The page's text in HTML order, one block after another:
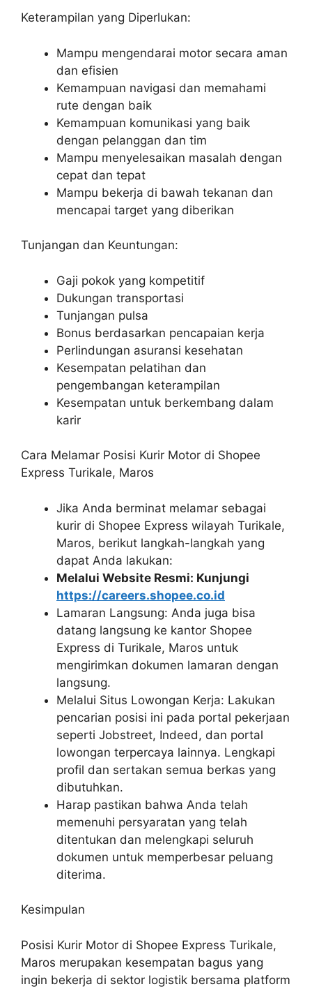
Keterampilan yang Diperlukan:
Mampu mengendarai motor secara aman
dan efisien
Kemampuan navigasi dan memahami
rute dengan baik
Kemampuan komunikasi yang baik
dengan pelanggan dan tim
Mampu menyelesaikan masalah dengan
cepat dan tepat
Mampu bekerja di bawah tekanan dan
mencapai target yang diberikan
Tunjangan dan Keuntungan:
Gaji pokok yang kompetitif
Dukungan transportasi
Tunjangan pulsa
Bonus berdasarkan pencapaian kerja
Perlindungan asuransi kesehatan
Kesempatan pelatihan dan
pengembangan keterampilan
Kesempatan untuk berkembang dalam
karir
Cara Melamar Posisi Kurir Motor di Shopee
Express Turikale, Maros
Jika Anda berminat melamar sebagai
kurir di Shopee Express wilayah Turikale,
Maros, berikut langkah-langkah yang
dapat Anda lakukan:
Melalui Website Resmi: Kunjungi
https://careers.shopee.co.id
Lamaran Langsung: Anda juga bisa
datang langsung ke kantor Shopee
Express di Turikale, Maros untuk
mengirimkan dokumen lamaran dengan
langsung.
Melalui Situs Lowongan Kerja: Lakukan
pencarian posisi ini pada portal pekerjaan
seperti Jobstreet, Indeed, dan portal
lowongan terpercaya lainnya. Lengkapi
profil dan sertakan semua berkas yang
dibutuhkan.
Harap pastikan bahwa Anda telah
memenuhi persyaratan yang telah
ditentukan dan melengkapi seluruh
dokumen untuk memperbesar peluang
diterima.
Kesimpulan
Posisi Kurir Motor di Shopee Express Turikale,
Maros merupakan kesempatan bagus yang
ingin bekerja di sektor logistik bersama platform